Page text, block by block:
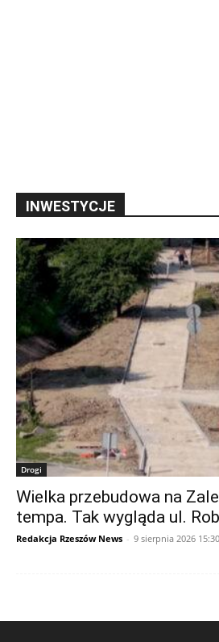
INWESTYCJE
Drogi
Wielka przebudowa na
tempa. Tak wygląda ul.
Redakcja Rzeszów News - 9 sierpnia 2026 15:30